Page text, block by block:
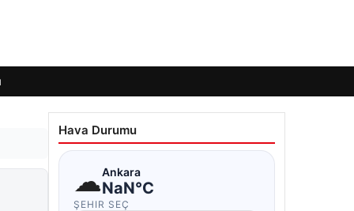
Hava Durumu
☁Ankara
NaN°C
ŞEHIR SEÇ